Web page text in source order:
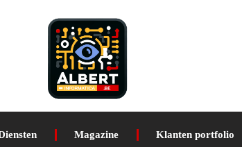
Magazine Klanten portfolio